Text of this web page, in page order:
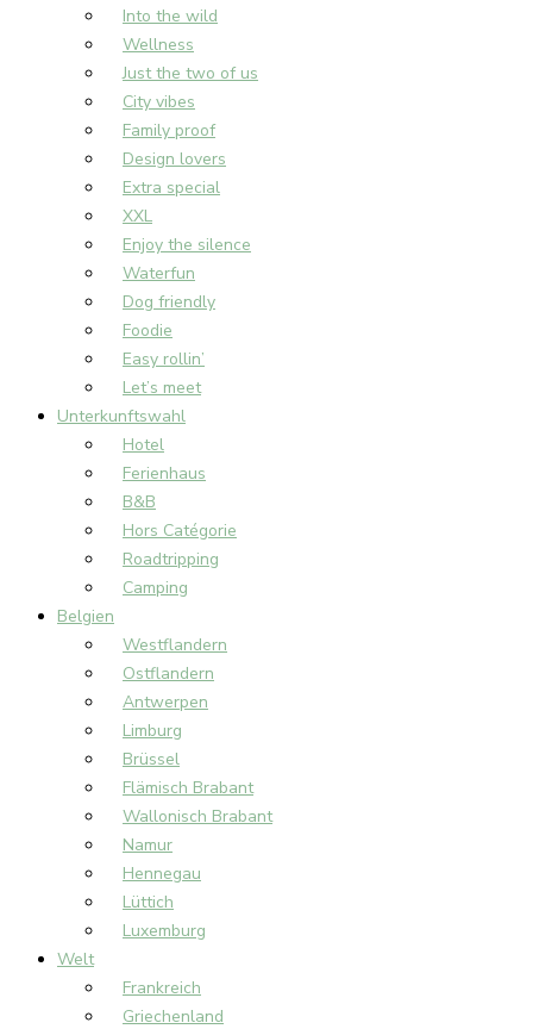
Into the wild
Wellness
Just the two of us
City vibes
Family proof
Design lovers
Extra special
XXL
Enjoy the silence
Waterfun
Dog friendly
Foodie
Easy rollin’
Let’s meet
Unterkunftswahl
Hotel
Ferienhaus
B&B
Hors Catégorie
Roadtripping
Camping
Belgien
Westflandern
Ostflandern
Antwerpen
Limburg
Brüssel
Flämisch Brabant
Wallonisch Brabant
Namur
Hennegau
Lüttich
Luxemburg
Welt
Frankreich
Griechenland